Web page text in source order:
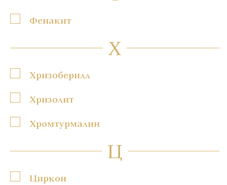
Фенакит
Х
Хризоберилл
Хризолит
Хромтурмалин
Ц
Циркон